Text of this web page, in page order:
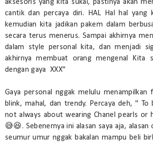
aksesoris yang kita sukai, pastinya akan
cantik dan percaya diri. HAL Hal hal yang
kemudian kita jadikan pakem dalam
secara terus menerus. Sampai akhirnya
dalam style personal kita, dan menjadi
akhirnya membuat orang mengenal Kita
dengan gaya XXX"
Gaya personal nggak melulu menampilkan
blink, mahal, dan trendy. Percaya deh, "
not always about wearing Chanel pearls or
😅😆. Sebenernya ini alasan saya aja, alasan
seumur umur nggak bakalan mampu beli